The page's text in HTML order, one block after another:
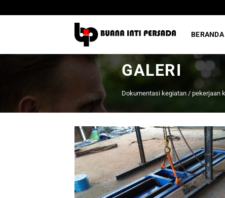
to
BERANDA
GALERI
Dokumentasi kegiatan / pekerjaan